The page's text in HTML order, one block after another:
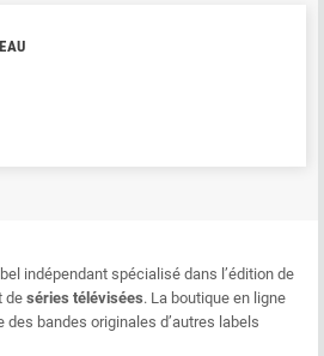
indépendant spécialisé dans l’édition de
de séries télévisées. La boutique en ligne
des bandes originales d’autres labels